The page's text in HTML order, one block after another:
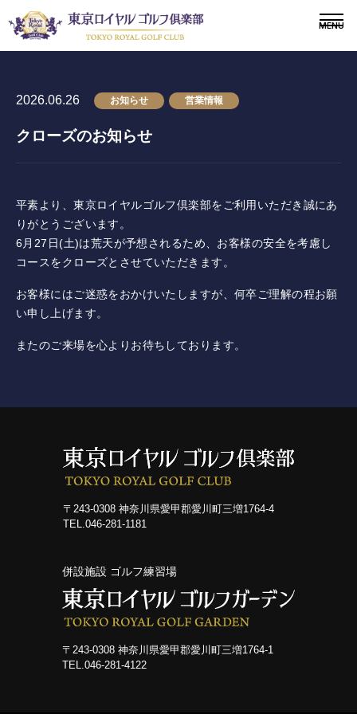
〒243-0308 神奈川県愛甲郡愛川町三増1764-4
ニュース
ドレスコードについて
施設紹介
新規会員権について
提携ゴルフ場
2026.06.26 お知らせ 営業情報
クローズのお知らせ
平素より、東京ロイヤルゴルフ倶楽部をご利用いただき誠にあ
りがとうございます。
6月27日(土)は荒天が予想されるため、お客様の安全を考慮し
コースをクローズとさせていただきます。
お客様にはご迷惑をおかけいたしますが、何卒ご理解の程お願
い申し上げます。
またのご来場を心よりお待ちしております。
〒243-0308 神奈川県愛甲郡愛川町三増1764-4
TEL.046-281-1181
併設施設 ゴルフ練習場
〒243-0308 神奈川県愛甲郡愛川町三増1764-1
TEL.046-281-4122